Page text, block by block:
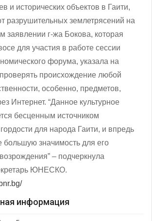
и исторических объектов в Гаити,
разрушительных землетрясений на
заявлении г-жа Бокова, которая
для участия в работе сессии
форума, указала на
происхождение любой
особенно, предметов,
Интернет. “Данное культурное
бесценным источником
для народа Гаити, и впредь
большую значимость для его
– подчеркнула
ЮНЕСКО.
информация